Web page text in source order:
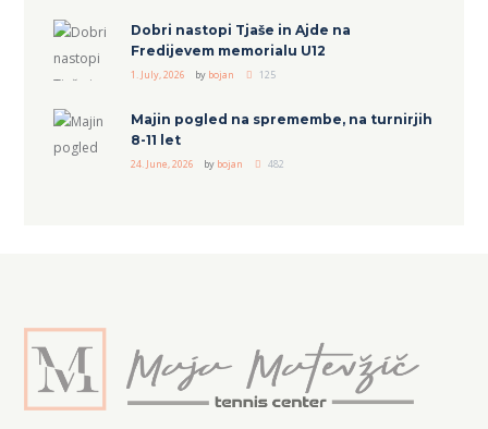
Dobri nastopi Tjaše in Ajde na
Fredijevem memorialu U12
1. July, 2026 by bojan 125
Majin pogled na spremembe, na turnirjih
8-11 let
24. June, 2026 by bojan 482